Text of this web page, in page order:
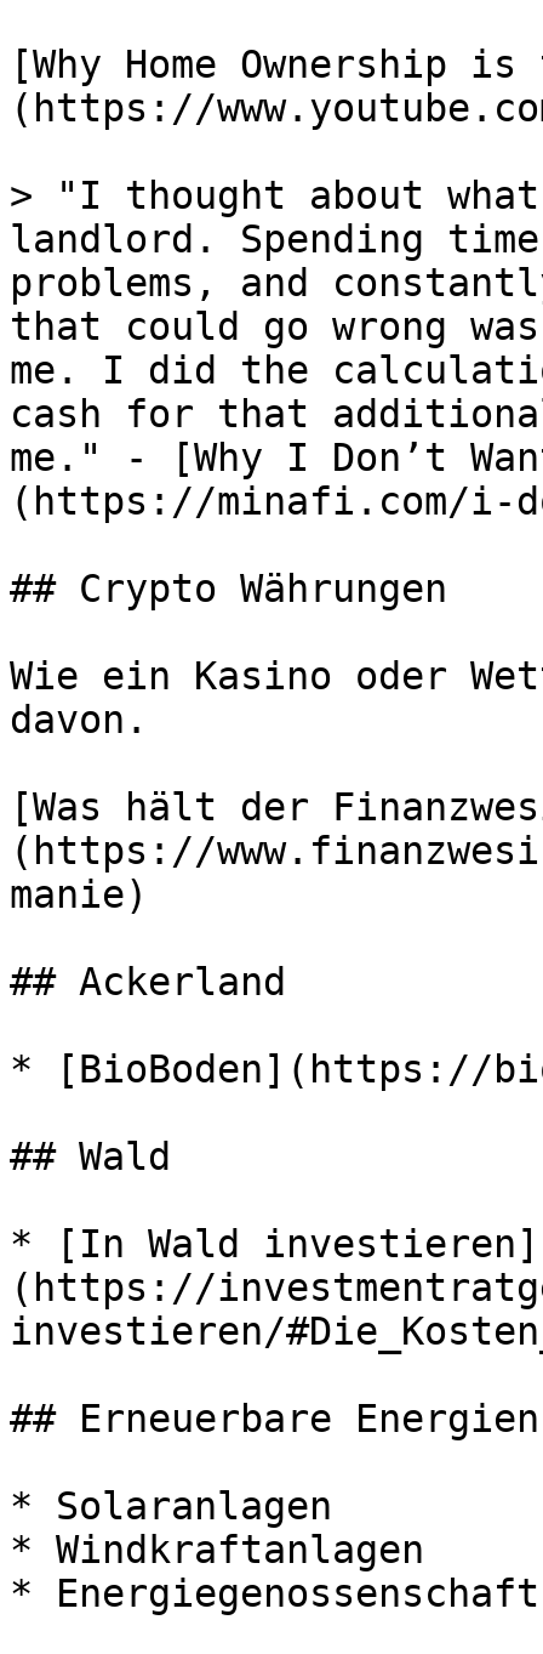
[Why Home Ownership
(https://
> "I thought about
landlord. Spending
problems, and
that could go wrong
me. I did the
cash for that
me." - [Why I Don’t
(https://minafi.com/i-
## Crypto Währungen
Wie ein Kasino oder
davon.
[Was hält der
(https://
manie)
## Ackerland
* [BioBoden](https://
## Wald
* [In Wald investieren]
(https://
investieren/
## Erneuerbare Energien
* Solaranlagen
* Windkraftanlagen
* Energiegenossenschaft